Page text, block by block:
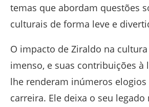
temas que abordam questões
culturais de forma leve e
O impacto de Ziraldo na
imenso, e suas contribuições
lhe renderam inúmeros elogios
carreira. Ele deixa o seu